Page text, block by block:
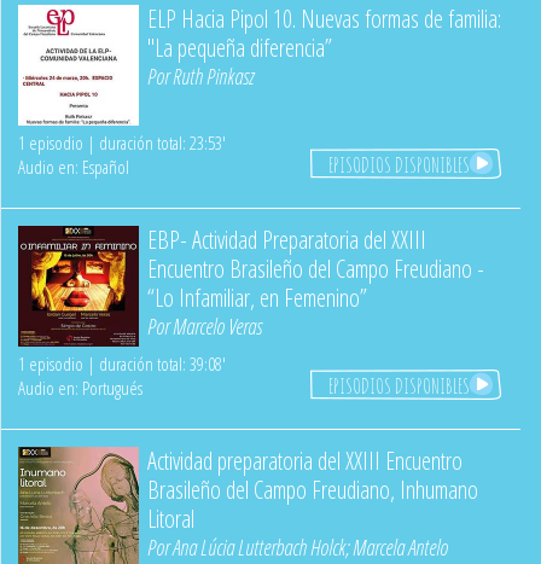
ELP Hacia Pipol 10. Nuevas formas de familia:
"La pequeña diferencia”
PorRuth Pinkasz
1 episodio | duración total: 23:53'
Audio en: Español
EPISODIOS DISPONIBLES
EBP- Actividad Preparatoria del XXIII
Encuentro Brasileño del Campo Freudiano -
“Lo Infamiliar, en Femenino”
PorMarcelo Veras
1 episodio | duración total: 39:08'
Audio en: Portugués
EPISODIOS DISPONIBLES
Actividad preparatoria del XXIII Encuentro
Brasileño del Campo Freudiano, Inhumano
Litoral
PorAna Lúcia Lutterbach Holck;Marcela Antelo